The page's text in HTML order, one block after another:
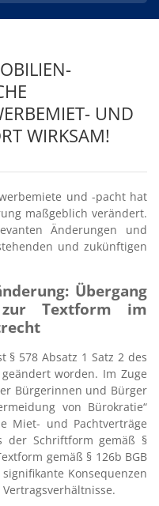
UND
WIRKSAM!
und -pacht hat
maßgeblich verändert.
Änderungen und
und zukünftigen
Übergang
Textform im
§ 578 Absatz 1 Satz 2 des
worden. Im Zuge
Bürgerinnen und Bürger
von Bürokratie“
Miet- und Pachtverträge
der Schriftform gemäß §
gemäß § 126b BGB
Konsequenzen